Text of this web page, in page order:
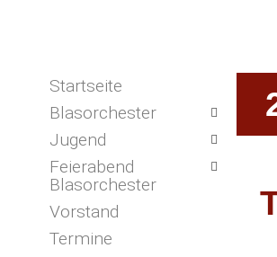
Startseite
Blasorchester
Jugend
Feierabend
Blasorchester
Vorstand
Termine